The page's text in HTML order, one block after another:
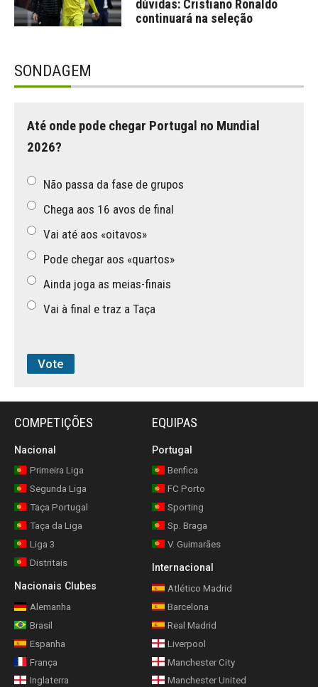
dúvidas: Cristiano Ronaldo
continuará na seleção
SONDAGEM
Até onde pode chegar Portugal no Mundial
2026?
Não passa da fase de grupos
Chega aos 16 avos de final
Vai até aos «oitavos»
Pode chegar aos «quartos»
Ainda joga as meias-finais
Vai à final e traz a Taça
COMPETIÇÕES
Nacional
Primeira Liga
Segunda Liga
Taça Portugal
Taça da Liga
Liga 3
Distritais
Nacionais Clubes
Alemanha
Brasil
Espanha
França
Inglaterra
EQUIPAS
Portugal
Benfica
FC Porto
Sporting
Sp. Braga
V. Guimarães
Internacional
Atlético Madrid
Barcelona
Real Madrid
Liverpool
Manchester City
Manchester United